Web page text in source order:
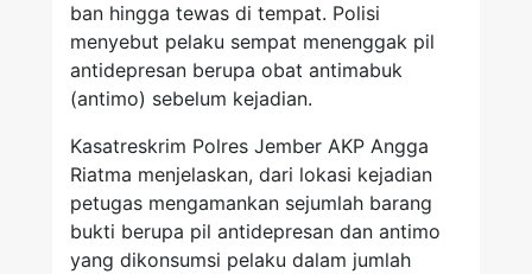
ban hingga tewas di tempat. Polisi
menyebut pelaku sempat menenggak pil
antidepresan berupa obat antimabuk
(antimo) sebelum kejadian.
Kasatreskrim Polres Jember AKP Angga
Riatma menjelaskan, dari lokasi kejadian
petugas mengamankan sejumlah barang
bukti berupa pil antidepresan dan antimo
yang dikonsumsi pelaku dalam jumlah